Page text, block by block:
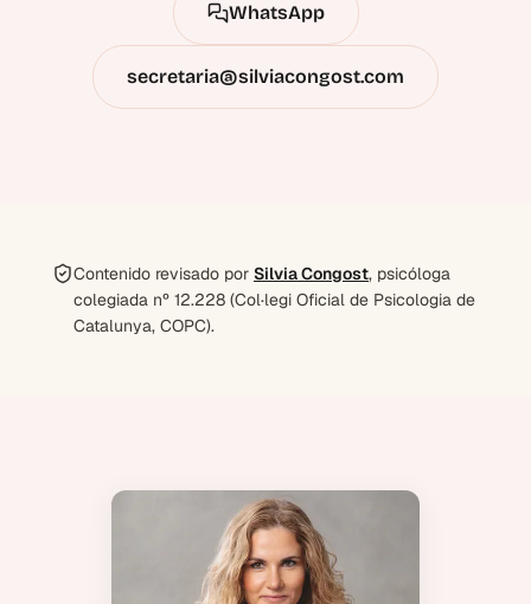
WhatsApp
secretaria@silviacongost.com
Contenido revisado por Silvia Congost, psicóloga
colegiada nº 12.228 (Col·legi Oficial de Psicologia de
Catalunya, COPC).